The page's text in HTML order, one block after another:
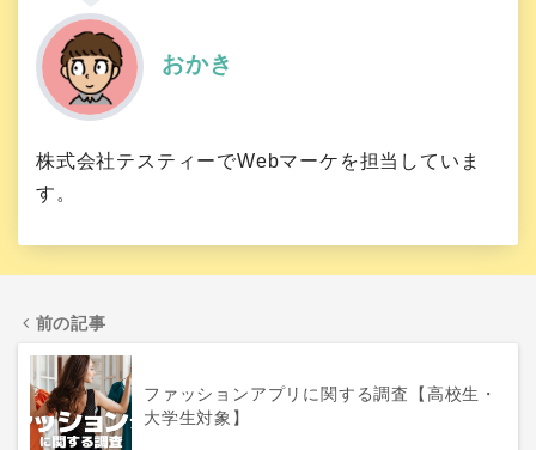
おかき
株式会社テスティーでWebマーケを担当していま
す。
前の記事
ファッションアプリに関する調査【高校生・
大学生対象】